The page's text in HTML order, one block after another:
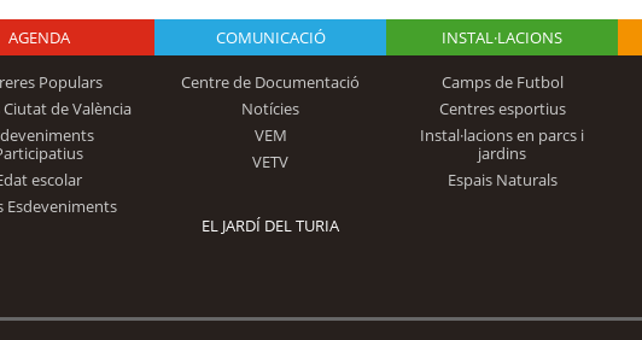
Logo Fundación
Trinidad Alfonso
AGENDA
Populars
de València
escolar
Esdeveniments
COMUNICACIÓ
Centre de Documentació
Notícies
VEM
VETV
INSTAL·LACIONS
Camps de Futbol
Centres esportius
Instal·lacions en parcs i
jardins
Espais Naturals
EL JARDÍ DEL TURIA